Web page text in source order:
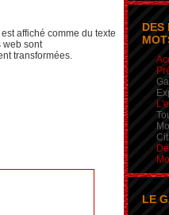
affiché comme du texte
web sont
transformées.
DES
LE